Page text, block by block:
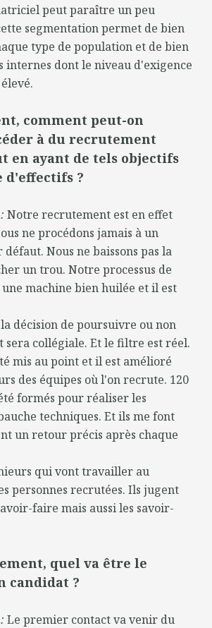
peut paraître un peu
segmentation permet de bien
type de population et de bien
internes dont le niveau d'exigence
comment peut-on
à du recrutement
en ayant de tels objectifs
d'effectifs ?
:Notre recrutement est en effet
ne procédons jamais à un
Nous ne baissons pas la
un trou. Notre processus de
machine bien huilée et il est
décision de poursuivre ou non
sera collégiale. Et le filtre est réel.
mis au point et il est amélioré
des équipes où l'on recrute. 120
formés pour réaliser les
techniques. Et ils me font
un retour précis après chaque
qui vont travailler au
personnes recrutées. Ils jugent
faire mais aussi les savoir-
quel va être le
candidat ?
:Le premier contact va venir du